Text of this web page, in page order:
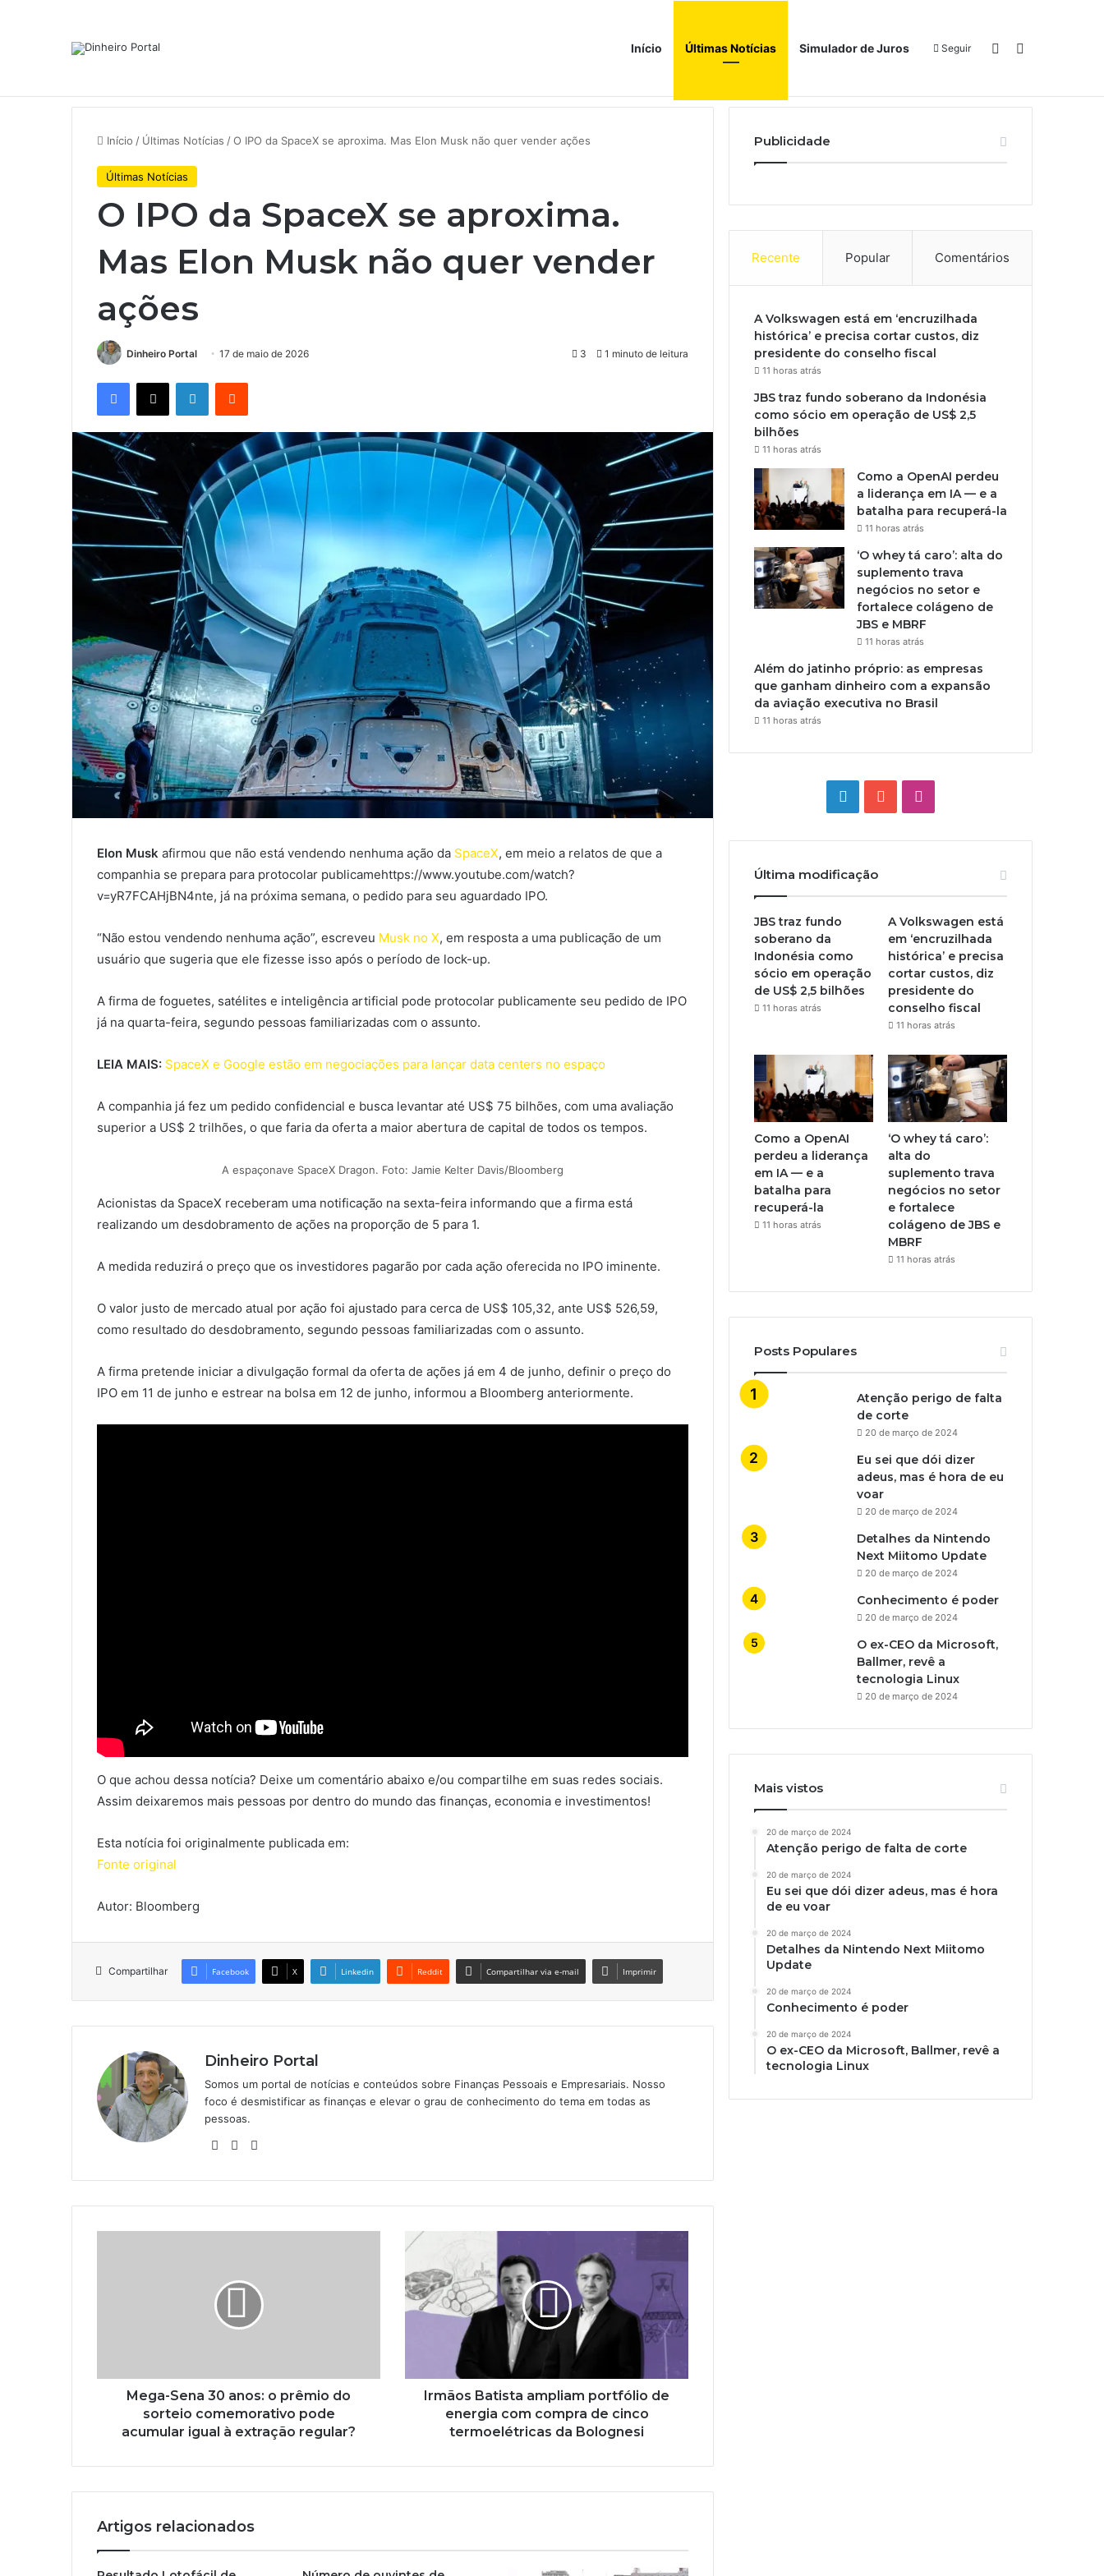
Início Últimas Notícias Simulador de Juros Seguir Switch skin
Início / Últimas Notícias /O IPO da SpaceX se aproxima. Mas Elon Musk não quer vender ações
Últimas Notícias
O IPO da SpaceX se aproxima.
Mas Elon Musk não quer vender
ações
Dinheiro Portal 17 de maio de 2026 3 1 minuto de leitura
Facebook
X LinkedinReddit
Elon Musk afirmou que não está vendendo nenhuma ação da SpaceX, em meio a relatos de que a
companhia se prepara para protocolar publicamehttps://www.youtube.com/watch?
v=yR7FCAHjBN4nte, já na próxima semana, o pedido para seu aguardado IPO.
“Não estou vendendo nenhuma ação”, escreveu Musk no X, em resposta a uma publicação de um
usuário que sugeria que ele fizesse isso após o período de lock-up.
A firma de foguetes, satélites e inteligência artificial pode protocolar publicamente seu pedido de IPO
já na quarta-feira, segundo pessoas familiarizadas com o assunto.
LEIA MAIS: SpaceX e Google estão em negociações para lançar data centers no espaço
A companhia já fez um pedido confidencial e busca levantar até US$ 75 bilhões, com uma avaliação
superior a US$ 2 trilhões, o que faria da oferta a maior abertura de capital de todos os tempos.
A espaçonave SpaceX Dragon. Foto: Jamie Kelter Davis/Bloomberg
Acionistas da SpaceX receberam uma notificação na sexta-feira informando que a firma está
realizando um desdobramento de ações na proporção de 5 para 1.
A medida reduzirá o preço que os investidores pagarão por cada ação oferecida no IPO iminente.
O valor justo de mercado atual por ação foi ajustado para cerca de US$ 105,32, ante US$ 526,59,
como resultado do desdobramento, segundo pessoas familiarizadas com o assunto.
A firma pretende iniciar a divulgação formal da oferta de ações já em 4 de junho, definir o preço do
IPO em 11 de junho e estrear na bolsa em 12 de junho, informou a Bloomberg anteriormente.
O que achou dessa notícia? Deixe um comentário abaixo e/ou compartilhe em suas redes sociais.
Assim deixaremos mais pessoas por dentro do mundo das finanças, economia e investimentos!
Esta notícia foi originalmente publicada em:
Fonte original
Autor: Bloomberg
Compartilhar Facebook X Linkedin Reddit Compartilhar via e-mail Imprimir
Dinheiro Portal
Somos um portal de notícias e conteúdos sobre Finanças Pessoais e Empresariais. Nosso
foco é desmistificar as finanças e elevar o grau de conhecimento do tema em todas as
pessoas.
WebsiteLinkedin
Mega-Sena 30 anos: o prêmio do
sorteio comemorativo pode
acumular igual à extração regular?
Irmãos Batista ampliam portfólio de
energia com compra de cinco
termoelétricas da Bolognesi
Artigos relacionados
Publicidade
Recente Popular Comentários
A Volkswagen está em ‘encruzilhada
histórica’ e precisa cortar custos, diz
presidente do conselho fiscal
11 horas atrás
JBS traz fundo soberano da Indonésia
como sócio em operação de US$ 2,5
bilhões
11 horas atrás
Como a OpenAI perdeu
a liderança em IA — e a
batalha para recuperá-la
11 horas atrás
‘O whey tá caro’: alta do
suplemento trava
negócios no setor e
fortalece colágeno de
JBS e MBRF
11 horas atrás
Além do jatinho próprio: as empresas
que ganham dinheiro com a expansão
da aviação executiva no Brasil
11 horas atrás
LinkedinYouTube
Última modificação
JBS traz fundo
soberano da
Indonésia como
sócio em operação
de US$ 2,5 bilhões
11 horas atrás
A Volkswagen está
em ‘encruzilhada
histórica’ e precisa
cortar custos, diz
presidente do
conselho fiscal
11 horas atrás
Como a OpenAI
perdeu a liderança
em IA — e a
batalha para
recuperá-la
11 horas atrás
‘O whey tá caro’:
alta do
suplemento trava
negócios no setor
e fortalece
colágeno de JBS e
MBRF
11 horas atrás
Posts Populares
Atenção perigo de falta
de corte
20 de março de 2024
Eu sei que dói dizer
adeus, mas é hora de eu
voar
20 de março de 2024
Detalhes da Nintendo
Next Miitomo Update
20 de março de 2024
Conhecimento é poder
20 de março de 2024
O ex-CEO da Microsoft,
Ballmer, revê a
tecnologia Linux
20 de março de 2024
Mais vistos
20 de março de 2024
Atenção perigo de falta de corte
20 de março de 2024
Eu sei que dói dizer adeus, mas é hora
de eu voar
20 de março de 2024
Detalhes da Nintendo Next Miitomo
Update
20 de março de 2024
Conhecimento é poder
20 de março de 2024
O ex-CEO da Microsoft, Ballmer, revê a
tecnologia Linux